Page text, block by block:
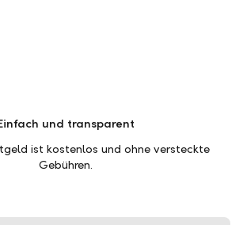
und transparent
ist kostenlos und ohne versteckte
Gebühren.